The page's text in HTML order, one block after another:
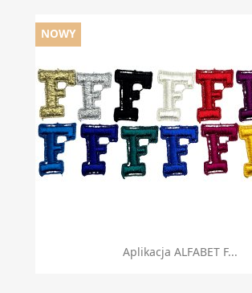
Aplikacja ALFABET F...
NOWY